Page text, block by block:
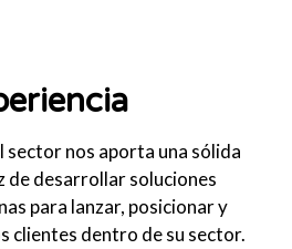
sector nos aporta una sólida
de desarrollar soluciones
para lanzar, posicionar y
clientes dentro de su sector.